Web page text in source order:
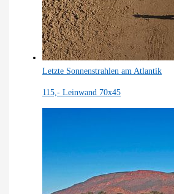
Letzte Sonnenstrahlen am Atlantik
115,- Leinwand 70x45